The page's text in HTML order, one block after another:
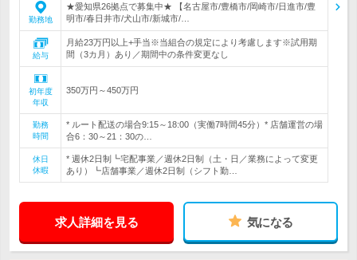
勤務地
★愛知県26拠点で募集中★ 【名古屋市/豊橋市/岡崎市/日進市/豊
明市/春日井市/犬山市/新城市/…
給与
月給23万円以上+手当※当組合の規定により考慮します※試用期
間（3カ月）あり／期間中の条件変更なし
初年度
年収
350万円～450万円
勤務
時間
* ルート配送の場合9:15～18:00（実働7時間45分）* 店舗運営の場
合6：30～21：30の…
休日
休暇
* 週休2日制┗宅配事業／週休2日制（土・日／業務によって変更
あり）┗店舗事業／週休2日制（シフト勤…
求人詳細を見る 気になる